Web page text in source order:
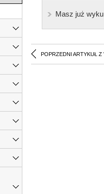
Masz już
POPRZEDNI ARTYKUŁ Z